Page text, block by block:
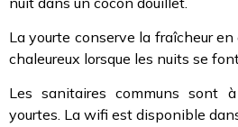
La yourte conserve la fraîcheur
chaleureux lorsque les nuits se
Les sanitaires communs sont
yourtes. La wifi est disponible